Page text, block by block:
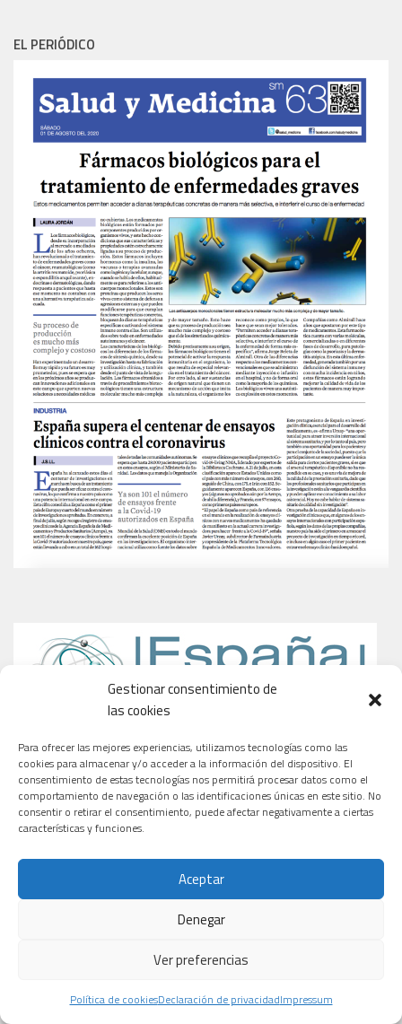
Gestionar consentimiento de
las cookies
Para ofrecer las mejores experiencias, utilizamos tecnologías como las
cookies para almacenar y/o acceder a la información del dispositivo. El
consentimiento de estas tecnologías nos permitirá procesar datos como el
comportamiento de navegación o las identificaciones únicas en este sitio. No
consentir o retirar el consentimiento, puede afectar negativamente a ciertas
características y funciones.
Aceptar
Denegar
Ver preferencias
Política de cookiesDeclaración de privacidadImpressum
EL PERIÓDICO